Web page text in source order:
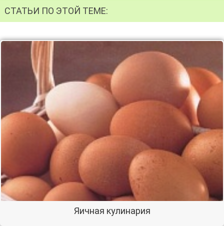
СТАТЬИ ПО ЭТОЙ ТЕМЕ:
Яичная кулинария